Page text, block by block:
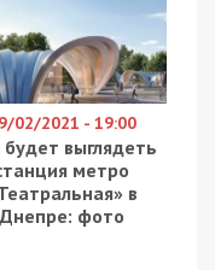
«Мені першими
Міський голова
голова Вінниці
Валентин
Дитятковський
друзі
повертається
Борис Філатов,
тридцяти